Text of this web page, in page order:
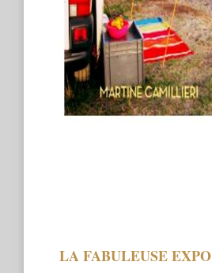
LA FABULEUSE EXPO